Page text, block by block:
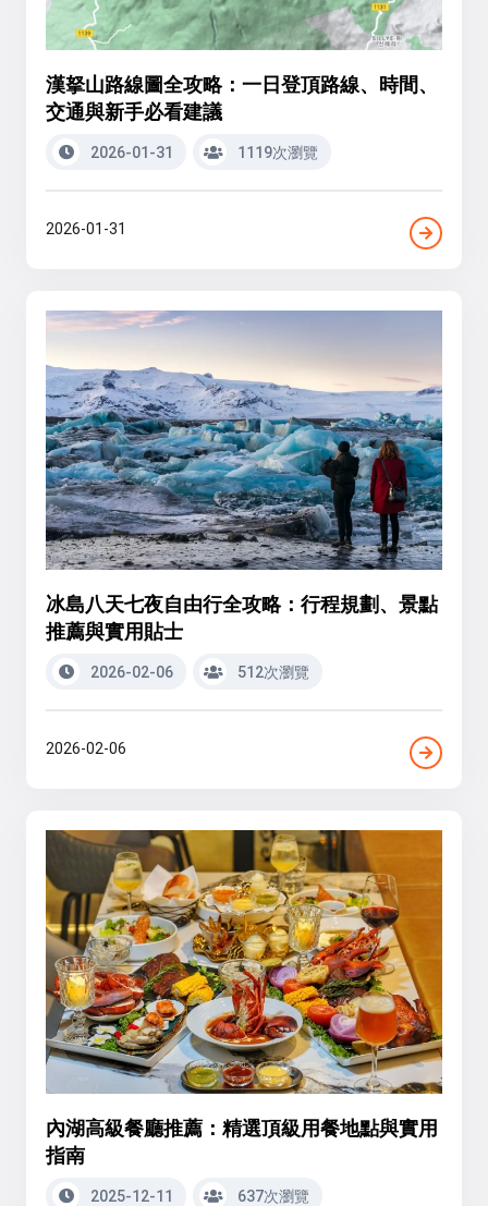
漢拏山路線圖全攻略：一日登頂路線、時間、
交通與新手必看建議
2026-01-31 1119次瀏覽
2026-01-31
冰島八天七夜自由行全攻略：行程規劃、景點
推薦與實用貼士
2026-02-06 512次瀏覽
2026-02-06
內湖高級餐廳推薦：精選頂級用餐地點與實用
指南
2025-12-11 637次瀏覽